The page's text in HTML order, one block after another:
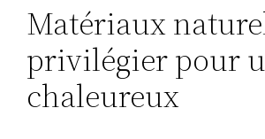
Matériaux
privilégier pour
chaleureux